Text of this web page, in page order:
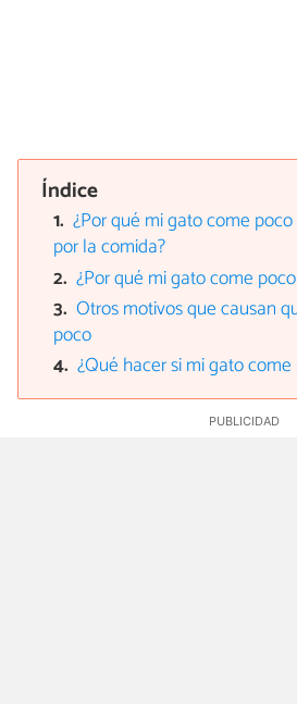
Índice
¿Por qué mi gato come
por la comida?
¿Por qué mi gato come
Otros motivos que causan
poco
¿Qué hacer si mi gato